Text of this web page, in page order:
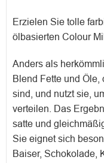
Erzielen Sie tolle
ölbasierten Colour
Anders als
Blend Fette und
sind, und nutzt sie,
verteilen. Das
satte und
Sie eignet sich
Baiser, Schokolade,